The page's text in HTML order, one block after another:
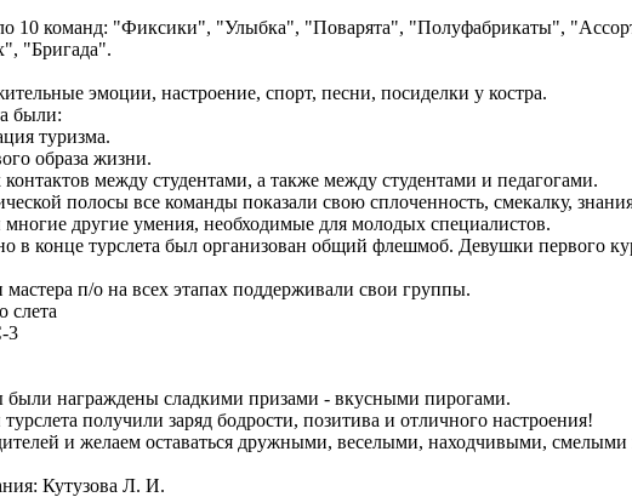
10 команд: "Фиксики", "Улыбка", "Поварята", "Полуфабрикаты",
"Бригада".
эмоции, настроение, спорт, песни, посиделки у костра.
были:
туризма.
образа жизни.
между студентами, а также между студентами и педагогами.
полосы все команды показали свою сплоченность, смекалку,
другие умения, необходимые для молодых специалистов.
в конце турслета был организован общий флешмоб. Девушки первого
п/о на всех этапах поддерживали свои группы.
слета
3
награждены сладкими призами - вкусными пирогами.
получили заряд бодрости, позитива и отличного настроения!
и желаем оставаться дружными, веселыми, находчивыми,
Кутузова Л. И.